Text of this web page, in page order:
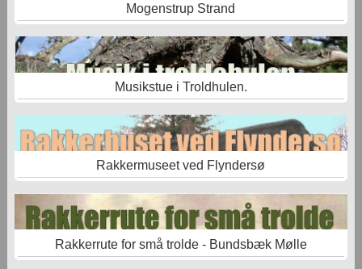
Mogenstrup Strand
Musikstue i Troldhulen.
Rakkermuseet ved Flyndersø
Rakkerrute for små trolde - Bundsbæk Mølle